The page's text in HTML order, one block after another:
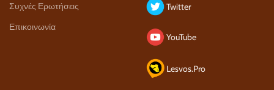
Συχνές Ερωτήσεις
Επικοινωνία
Twitter
YouTube
Lesvos.Pro